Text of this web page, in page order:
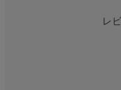
レ